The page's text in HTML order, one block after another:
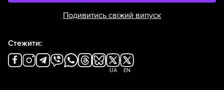
Подивитись свіжий випуск
Стежити:
UA EN